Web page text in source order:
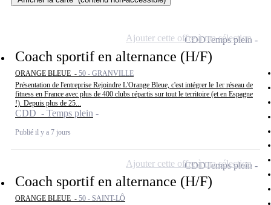
Coach sportif en alternance (H/F)
ORANGE BLEUE - 50 - GRANVILLE
Présentation de l'entreprise Rejoindre L'Orange Bleue, c'est intégrer le 1er réseau de
fitness en France avec plus de 400 clubs répartis sur tout le territoire (et en Espagne
!). Depuis plus de 25...
CDD - Temps plein
Publié il y a 7 jours
CDDTemps plein
Ajouter cette offre à ma sélection
Coach sportif en alternance (H/F)
ORANGE BLEUE - 50 - SAINT-LÔ
CDDTemps plein
Ajouter cette offre à ma sélection